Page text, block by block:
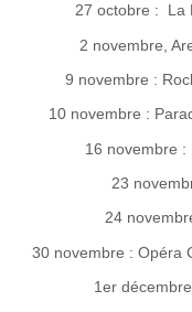
27 octobre : La
2 novembre,
9 novembre :
10 novembre :
16 novembre :
23
24
30 novembre : Opéra
1er